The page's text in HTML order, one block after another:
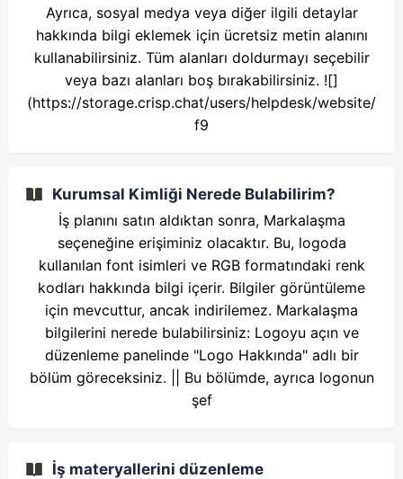
Ayrıca, sosyal medya veya diğer ilgili detaylar
hakkında bilgi eklemek için ücretsiz metin alanını
kullanabilirsiniz. Tüm alanları doldurmayı seçebilir
veya bazı alanları boş bırakabilirsiniz. ![]
(https://storage.crisp.chat/users/helpdesk/website/
f9
Kurumsal Kimliği Nerede Bulabilirim?
İş planını satın aldıktan sonra, Markalaşma
seçeneğine erişiminiz olacaktır. Bu, logoda
kullanılan font isimleri ve RGB formatındaki renk
kodları hakkında bilgi içerir. Bilgiler görüntüleme
için mevcuttur, ancak indirilemez. Markalaşma
bilgilerini nerede bulabilirsiniz: Logoyu açın ve
düzenleme panelinde "Logo Hakkında" adlı bir
bölüm göreceksiniz. || Bu bölümde, ayrıca logonun
şef
İş materyallerini düzenleme